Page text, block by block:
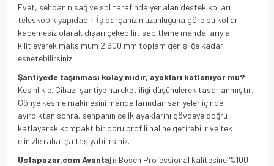
Evet, sehpanın sağ ve sol tarafında yer alan destek kolları
teleskopik yapıdadır. İş parçanızın uzunluğuna göre bu kolları
kademesiz olarak dışarı çekebilir, sabitleme mandallarıyla
kilitleyerek maksimum 2.600 mm toplam genişliğe kadar
esnetebilirsiniz.
Şantiyede taşınması kolay mıdır, ayakları katlanıyor mu?
Kesinlikle. Cihaz, şantiye hareketliliği düşünülerek tasarlanmıştır.
Gönye kesme makinesini mandallarından saniyeler içinde
ayırdıktan sonra, sehpanın çelik ayaklarını gövdeye doğru
katlayarak kompakt bir boru profili haline getirebilir ve tek
elinizle rahatça taşıyabilirsiniz.
Ustapazar.com Avantajı: Bosch Professional kalitesine %100